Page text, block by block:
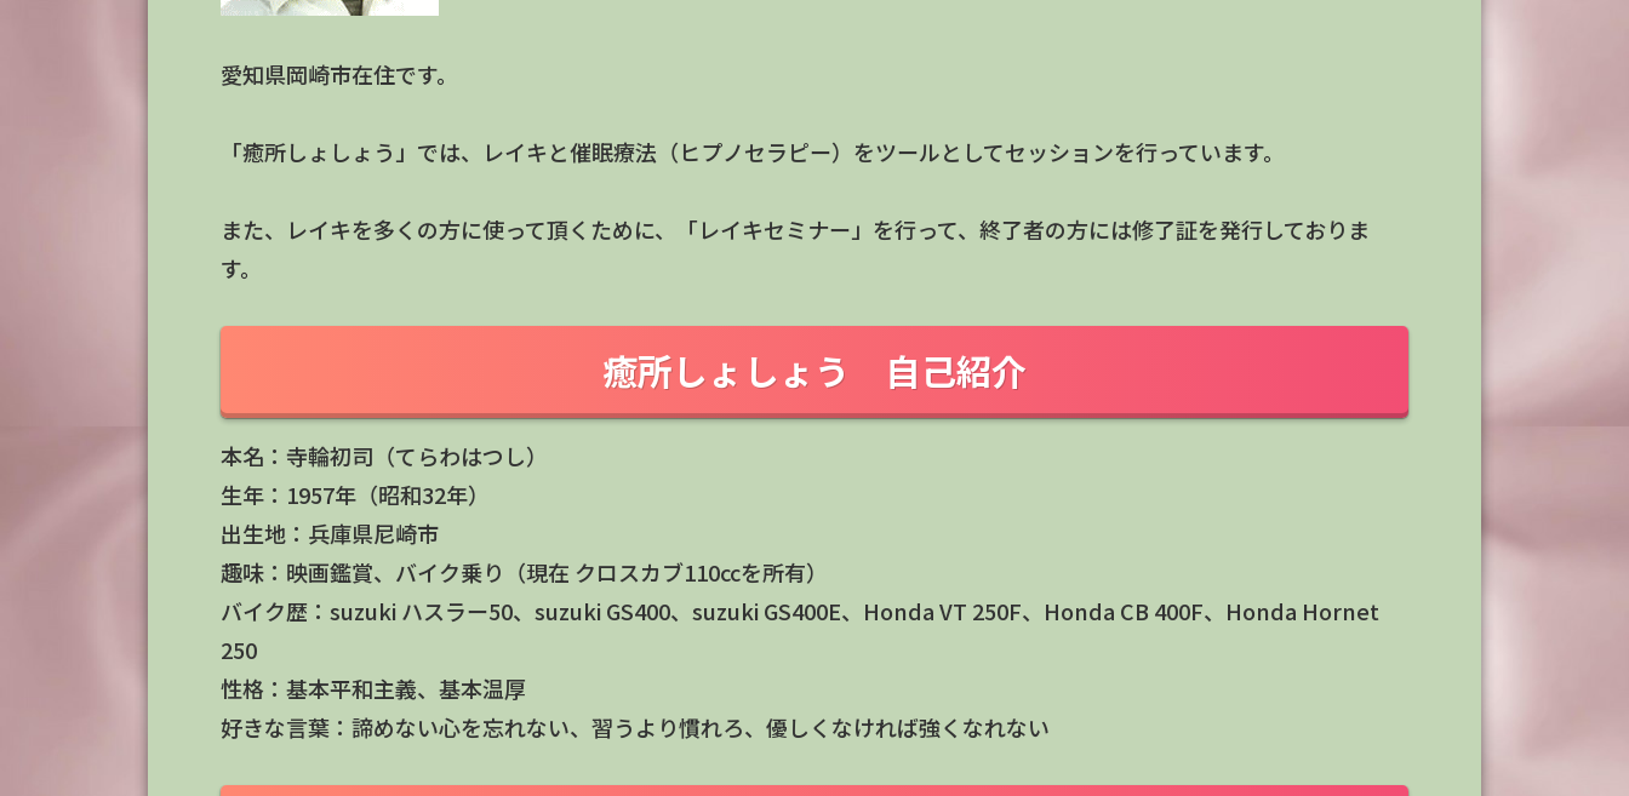
愛知県岡崎市在住です。
「癒所しょしょう」では、レイキと催眠療法（ヒプノセラピー）をツールとしてセッションを行っています。
また、レイキを多くの方に使って頂くために、「レイキセミナー」を行って、終了者の方には修了証を発行しておりま
す。
癒所しょしょう 自己紹介
本名：寺輪初司（てらわはつし）
生年：1957年（昭和32年）
出生地：兵庫県尼崎市
趣味：映画鑑賞、バイク乗り（現在 クロスカブ110ccを所有）
バイク歴：suzuki ハスラー50、suzuki GS400、suzuki GS400E、Honda VT 250F、Honda CB 400F、Honda Hornet
250
性格：基本平和主義、基本温厚
好きな言葉：諦めない心を忘れない、習うより慣れろ、優しくなければ強くなれない